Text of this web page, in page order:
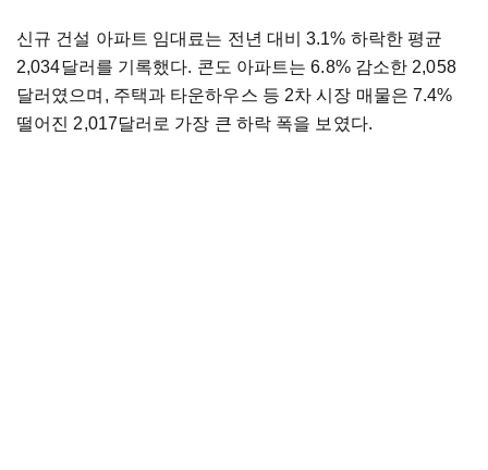
신규 건설 아파트 임대료는 전년 대비 3.1% 하락한 평균
2,034달러를 기록했다. 콘도 아파트는 6.8% 감소한 2,058
달러였으며, 주택과 타운하우스 등 2차 시장 매물은 7.4%
떨어진 2,017달러로 가장 큰 하락 폭을 보였다.